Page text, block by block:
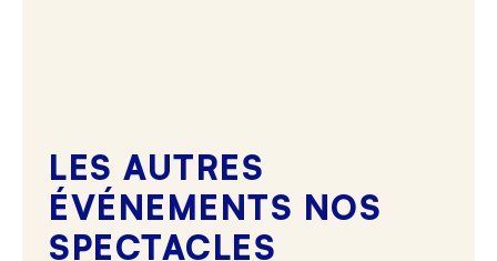
LES AUTRES
ÉVÉNEMENTS NOS
SPECTACLES